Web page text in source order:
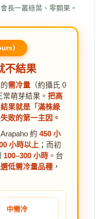
長一叢綠葉、零顆果。
）
不結果
需冷量 （約攝氏 0
萌芽結果。 把高
果就是「滿株綠
敗的第一主因。
約 450 小
小時以上 ；而初
100–300 小時 。台
低需冷量品種 ，
中需冷